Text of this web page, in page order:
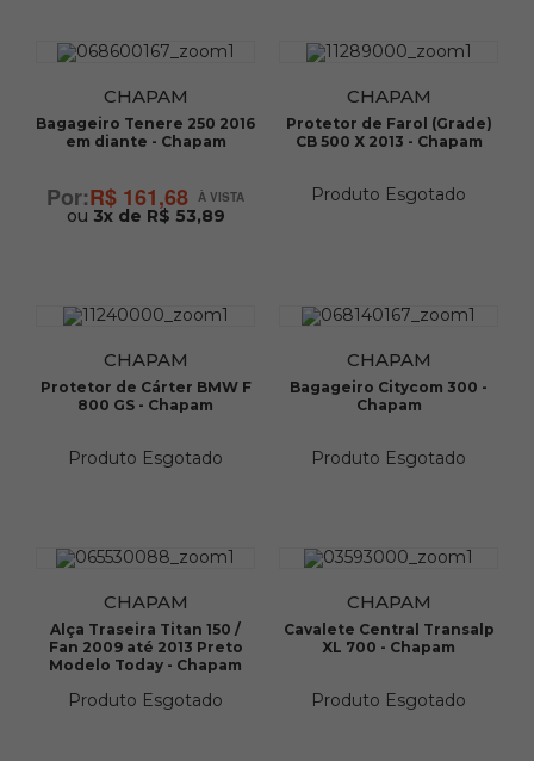
CHAPAM
Bagageiro Tenere 250 2016
em diante - Chapam
R$ 161,68
ou 3x de R$ 53,89
CHAPAM
Protetor de Farol (Grade)
CB 500 X 2013 - Chapam
Produto Esgotado
CHAPAM
Protetor de Cárter BMW F
800 GS - Chapam
Produto Esgotado
CHAPAM
Bagageiro Citycom 300 -
Chapam
Produto Esgotado
CHAPAM
Alça Traseira Titan 150 /
Fan 2009 até 2013 Preto
Modelo Today - Chapam
Produto Esgotado
CHAPAM
Cavalete Central Transalp
XL 700 - Chapam
Produto Esgotado